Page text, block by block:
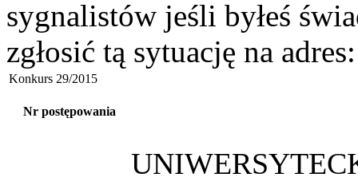
sygnalistów jeśli byłeś
zgłosić tą sytuację na
Konkurs 29/2015
Nr postępowania